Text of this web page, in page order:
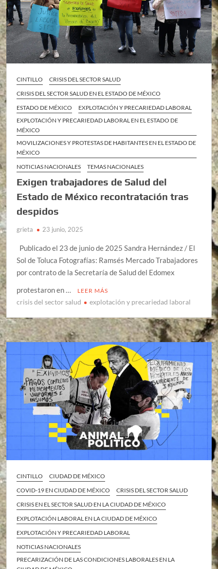
CINTILLO
CRISIS DEL SECTOR SALUD
CRISIS DEL SECTOR SALUD EN EL ESTADO DE MÉXICO
ESTADO DE MÉXICO
EXPLOTACIÓN Y PRECARIEDAD LABORAL
EXPLOTACIÓN Y PRECARIEDAD LABORAL EN EL ESTADO DE
MÉXICO
MOVILIZACIONES Y PROTESTAS DE HABITANTES EN EL ESTADO DE
MÉXICO
NOTICIAS NACIONALES
TEMAS NACIONALES
Exigen trabajadores de Salud del
Estado de México recontratación tras
despidos
grieta 23 junio, 2025
Publicado el 23 de junio de 2025 Sandra Hernández / El
Sol de Toluca Fotografías: Ramsés Mercado Trabajadores
por contrato de la Secretaría de Salud del Edomex
protestaron en …
LEER MÁS
crisis del sector salud explotación y precariedad laboral
CINTILLO
CIUDAD DE MÉXICO
COVID-19 EN CIUDAD DE MÉXICO
CRISIS DEL SECTOR SALUD
CRISIS EN EL SECTOR SALUD EN LA CIUDAD DE MÉXICO
EXPLOTACIÓN LABORAL EN LA CIUDAD DE MÉXICO
EXPLOTACIÓN Y PRECARIEDAD LABORAL
NOTICIAS NACIONALES
PRECARIZACIÓN DE LAS CONDICIONES LABORALES EN LA